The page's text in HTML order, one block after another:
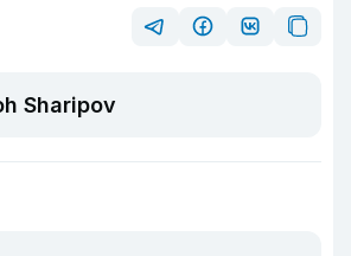
Sharipov